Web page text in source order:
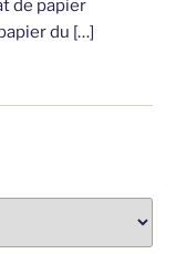
de papier
du […]